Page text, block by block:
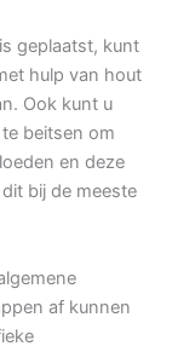
geplaatst, kunt
hulp van hout
Ook kunt u
beitsen om
en deze
bij de meeste
af kunnen